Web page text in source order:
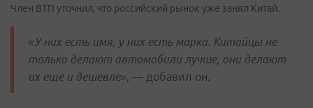
Член ВТП уточнил, что российский рынок уже занял Китай.
«У них есть имя, у них есть марка. Китайцы не
только делают автомобили лучше, они делают
их еще и дешевле», — добавил он.